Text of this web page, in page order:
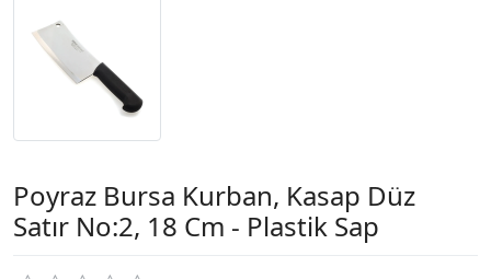
Poyraz Bursa Kurban, Kasap Düz
Satır No:2, 18 Cm - Plastik Sap